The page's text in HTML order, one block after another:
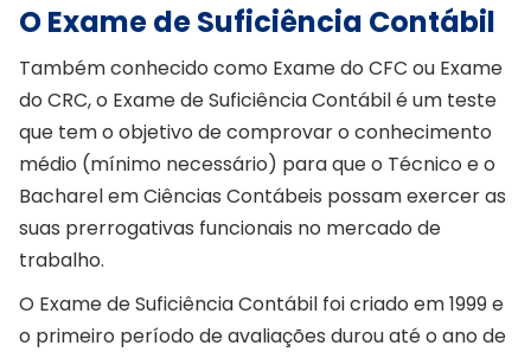
O Exame de Suficiência Contábil
Também conhecido como Exame do CFC ou Exame
do CRC, o Exame de Suficiência Contábil é um teste
que tem o objetivo de comprovar o conhecimento
médio (mínimo necessário) para que o Técnico e o
Bacharel em Ciências Contábeis possam exercer as
suas prerrogativas funcionais no mercado de
trabalho.
O Exame de Suficiência Contábil foi criado em 1999 e
o primeiro período de avaliações durou até o ano de